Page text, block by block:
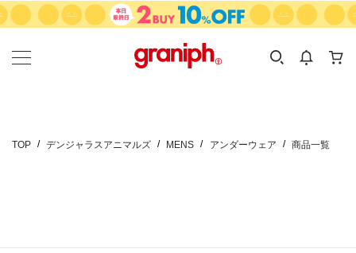
カテゴリーから探す
KIDS
カテゴリ
サイズ
TOP デンジャラスアニマルズ MENS アンダーウェア 商品一覧